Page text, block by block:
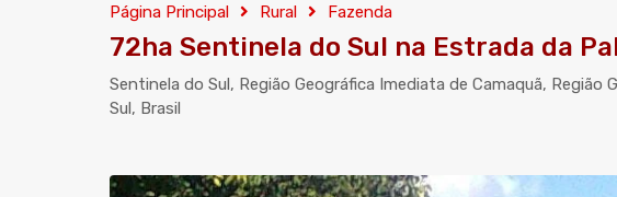
Página Principal Rural Fazenda
72ha Sentinela do Sul na Estrada da
Sentinela do Sul, Região Geográfica Imediata de Camaquã,
Sul, Brasil